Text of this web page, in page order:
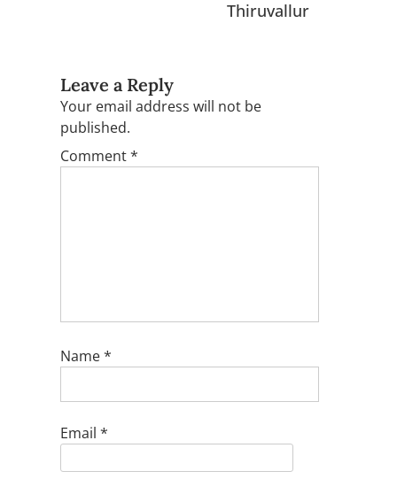
Thiruvallur
Leave a Reply
Your email address will not be
published.
Comment*
Name*
Email *